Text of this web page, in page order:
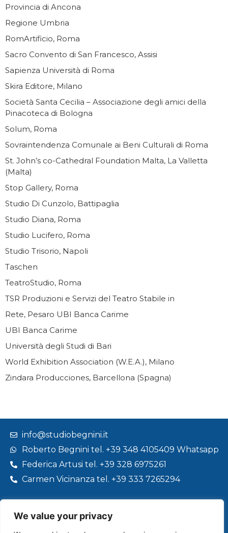
We value your privacy
Provincia di Ancona
Regione Umbria
RomArtificio, Roma
Sacro Convento di San Francesco, Assisi
Sapienza Università di Roma
Skira Editore, Milano
Società Santa Cecilia – Associazione degli amici della
Pinacoteca di Bologna
Solum, Roma
Sovraintendenza Comunale ai Beni Culturali di Roma
St. John’s co-Cathedral Foundation Malta, La Valletta
(Malta)
Stop Gallery, Roma
Studio Di Cunzolo, Battipaglia
Studio Diana, Roma
Studio Lucifero, Roma
Studio Trisorio, Napoli
Taschen
TeatroStudio, Roma
TSR Produzioni e Servizi del Teatro Stabile in
Rete, Pesaro UBI Banca Carime
UBI Banca Carime
Università degli Studi di Bari
World Exhibition Association (W.E.A.), Milano
Zindara Producciones, Barcellona (Spagna)
info@studiobegnini.it
Roberto Begnini tel. +39 348 4105409 Whatsapp
Federica Artusi tel. +39 328 6975261
Carmen Vicinanza tel. +39 333 7265294